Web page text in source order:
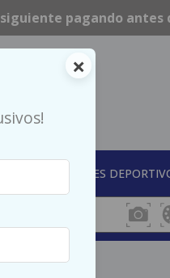
×
siguiente pagando antes
LENTES